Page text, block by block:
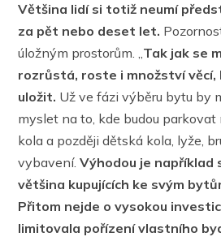
Většina lidí si totiž neumí
za pět nebo deset let.
úložným prostorům. „Tak jak se
rozrůstá, roste i množství
uložit. Už ve fázi výběru bytu by
myslet na to, kde budou
kola a později dětská kola, lyže,
vybavení.Výhodou je například
většina kupujících ke svým
Přitom nejde o vysokou
limitovala pořízení vlastního